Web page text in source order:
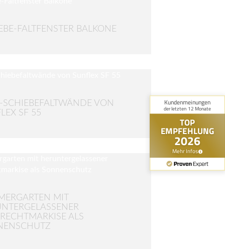
FALTFENSTER BALKONE
SCHIEBEFALTWÄNDE VON
SF 55
MIT
ALS